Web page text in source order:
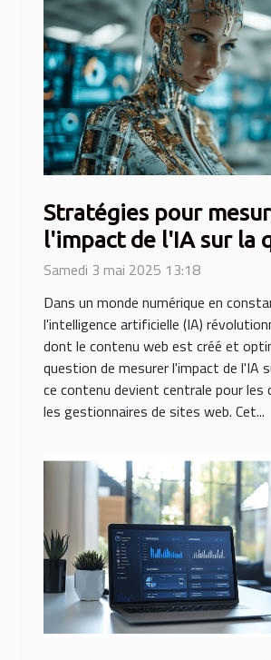
Stratégies pour
l'impact de l'IA sur la
du contenu web
Samedi 3 mai 2025 13:18
Dans un monde numérique en
l'intelligence artificielle (IA)
dont le contenu web est créé et
question de mesurer l'impact de l'IA
ce contenu devient centrale pour les
les gestionnaires de sites web. Cet...